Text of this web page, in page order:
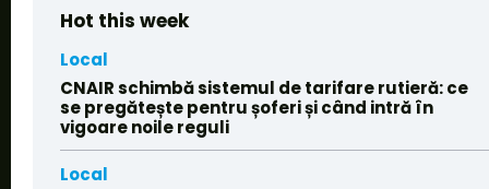
Hot this week
Local
CNAIR schimbă sistemul de tarifare rutieră: ce
se pregătește pentru șoferi și când intră în
vigoare noile reguli
Local